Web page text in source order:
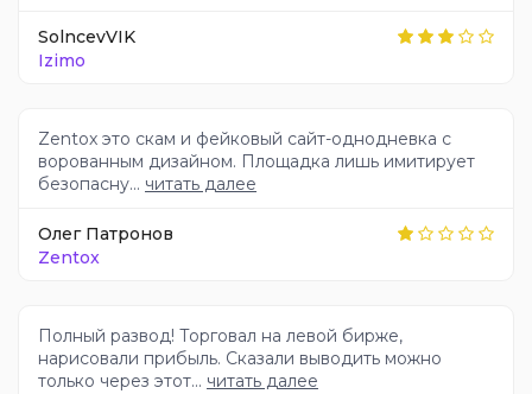
SolncevVIK
Izimo
Zentox это скам и фейковый сайт-однодневка с
ворованным дизайном. Площадка лишь имитирует
безопасну... читать далее
Олег Патронов
Zentox
Полный развод! Торговал на левой бирже,
нарисовали прибыль. Сказали выводить можно
только через этот... читать далее